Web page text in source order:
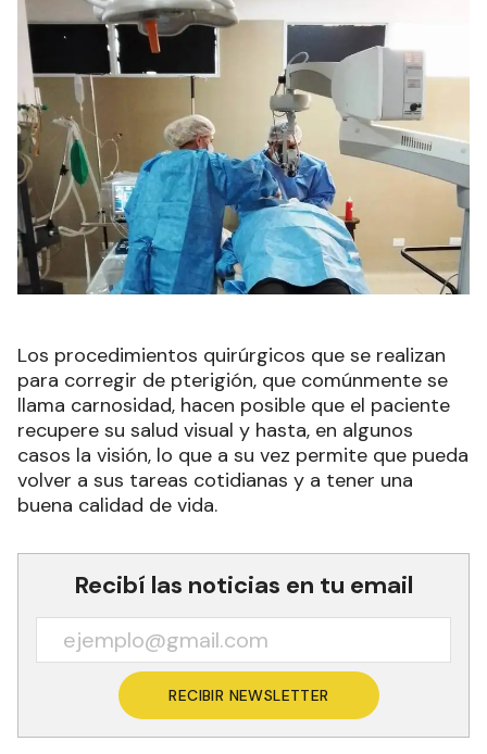
Los procedimientos quirúrgicos que se realizan
para corregir de pterigión, que comúnmente se
llama carnosidad, hacen posible que el paciente
recupere su salud visual y hasta, en algunos
casos la visión, lo que a su vez permite que pueda
volver a sus tareas cotidianas y a tener una
buena calidad de vida.
Recibí las noticias en tu email
RECIBIR NEWSLETTER